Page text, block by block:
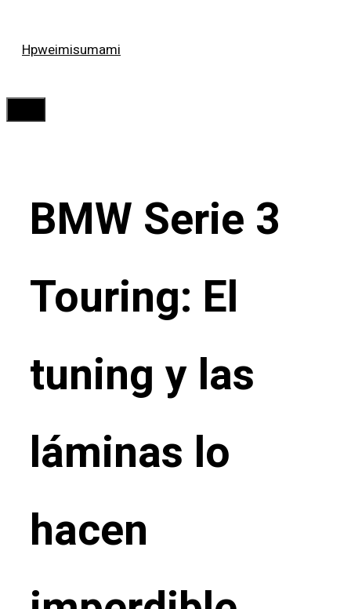
Hpweimisumami
BMW Serie 3
Touring: El
tuning y las
láminas lo
hacen